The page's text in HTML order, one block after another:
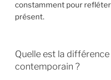
constamment pour
présent.
Quelle est la
contemporain ?